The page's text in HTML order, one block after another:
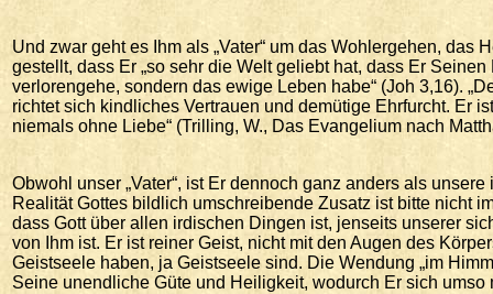
Und zwar geht es Ihm als „Vater“ um das Wohlergehen,
gestellt, dass Er „so sehr die Welt geliebt hat, dass Er
verlorengehe, sondern das ewige Leben habe“ (Joh 3,16).
richtet sich kindliches Vertrauen und demütige Ehrfurcht. Er
niemals ohne Liebe“ (Trilling, W., Das Evangelium nach
Obwohl unser „Vater“, ist Er dennoch ganz anders als
Realität Gottes bildlich umschreibende Zusatz ist bitte nicht
dass Gott über allen irdischen Dingen ist, jenseits unserer
von Ihm ist. Er ist reiner Geist, nicht mit den Augen des
Geistseele haben, ja Geistseele sind. Die Wendung „im
Seine unendliche Güte und Heiligkeit, wodurch Er sich